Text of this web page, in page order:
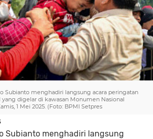
Subianto menghadiri langsung acara peringatan
yang digelar di kawasan Monumen Nasional
1 Mei 2025. (Foto: BPMI Setpres
Subianto menghadiri langsung